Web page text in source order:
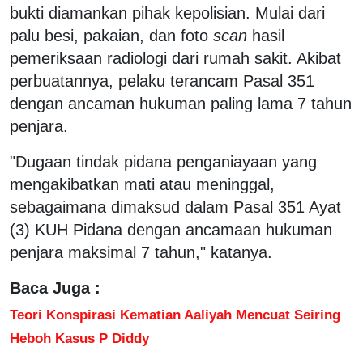
bukti diamankan pihak kepolisian. Mulai dari
palu besi, pakaian, dan foto scan hasil
pemeriksaan radiologi dari rumah sakit. Akibat
perbuatannya, pelaku terancam Pasal 351
dengan ancaman hukuman paling lama 7 tahun
penjara.
"Dugaan tindak pidana penganiayaan yang
mengakibatkan mati atau meninggal,
sebagaimana dimaksud dalam Pasal 351 Ayat
(3) KUH Pidana dengan ancamaan hukuman
penjara maksimal 7 tahun," katanya.
Baca Juga :
Teori Konspirasi Kematian Aaliyah Mencuat Seiring
Heboh Kasus P Diddy